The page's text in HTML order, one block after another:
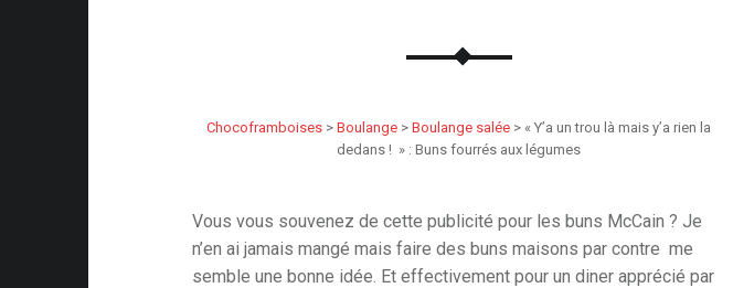
Chocoframboises >Boulange >Boulange salée >« Y’a un trou là mais y’a rien la
dedans ! » : Buns fourrés aux légumes
Vous vous souvenez de cette publicité pour les buns McCain ? Je
n’en ai jamais mangé mais faire des buns maisons par contre me
semble une bonne idée. Et effectivement pour un diner apprécié par